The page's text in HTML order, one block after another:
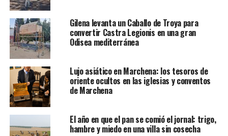
Gilena levanta un Caballo de Troya para
convertir Castra Legionis en una gran
Odisea mediterránea
Lujo asiático en Marchena: los tesoros de
oriente ocultos en las iglesias y conventos
de Marchena
El año en que el pan se comió el jornal: trigo,
hambre y miedo en una villa sin cosecha